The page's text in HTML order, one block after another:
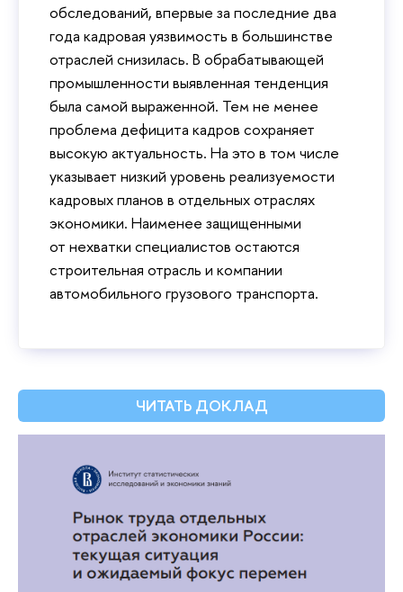
обследований, впервые за последние два
года кадровая уязвимость в большинстве
отраслей снизилась. В обрабатывающей
промышленности выявленная тенденция
была самой выраженной. Тем не менее
проблема дефицита кадров сохраняет
высокую актуальность. На это в том числе
указывает низкий уровень реализуемости
кадровых планов в отдельных отраслях
экономики. Наименее защищенными
от нехватки специалистов остаются
строительная отрасль и компании
автомобильного грузового транспорта.
ЧИТАТЬ ДОКЛАД